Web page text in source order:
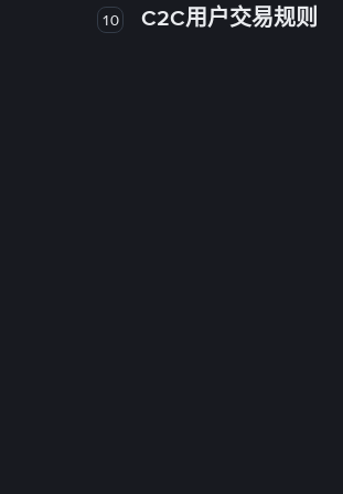
10 C2C用户交易规则